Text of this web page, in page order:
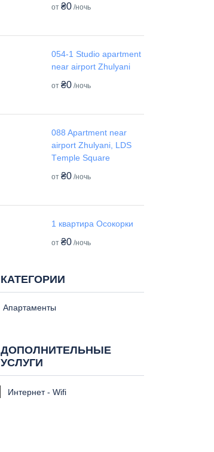
от ₴0 /ночь
054-1 Studio apartment
near airport Zhulyani
от ₴0 /ночь
088 Apartment near
airport Zhulyani, LDS
Tеmple Square
от ₴0 /ночь
1 квартира Осокорки
от ₴0 /ночь
КАТЕГОРИИ
Апартаменты
ДОПОЛНИТЕЛЬНЫЕ
УСЛУГИ
Интернет - Wifi